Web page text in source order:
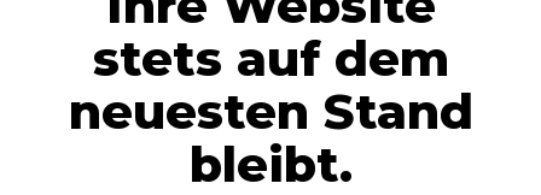
stets auf dem
neuesten Stand
bleibt.